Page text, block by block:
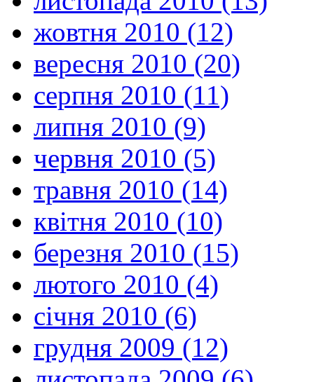
жовтня 2010 (12)
вересня 2010 (20)
серпня 2010 (11)
липня 2010 (9)
червня 2010 (5)
травня 2010 (14)
квітня 2010 (10)
березня 2010 (15)
лютого 2010 (4)
січня 2010 (6)
грудня 2009 (12)